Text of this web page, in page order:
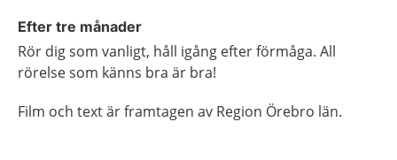
Efter tre månader
Rör dig som vanligt, håll igång efter förmåga. All
rörelse som känns bra är bra!
Film och text är framtagen av Region Örebro län.